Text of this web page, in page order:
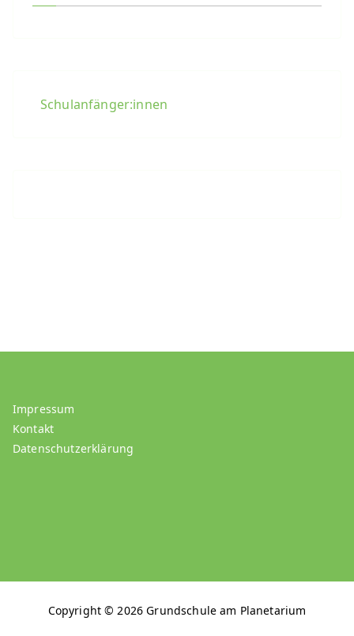
Schulanfänger:innen
Impressum
Kontakt
Datenschutzerklärung
Copyright © 2026Grundschule am Planetarium